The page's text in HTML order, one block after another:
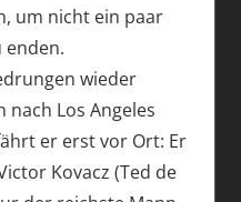
um nicht ein paar
enden.
wieder
nach Los Angeles
er erst vor Ort: Er
Kovacz (Ted de